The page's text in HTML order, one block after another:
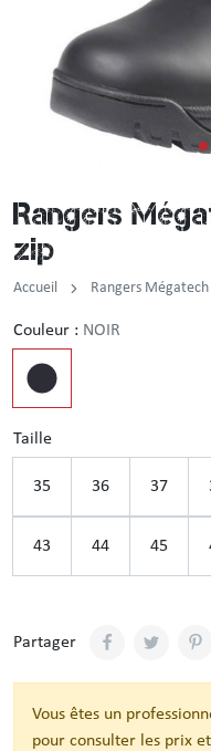
Rangers
zip
Accueil Rangers Mégatech
Couleur : NOIR
Taille
35 36 37
43 44 45
Partager
Vous êtes un
pour consulter les prix
Tenue de pluie
Sous-vêtement
Chemise / Chemisette
Gilet
Chemise F1
Veste
Pull / Sweat-shirt
Brassard / Chèche /
Ceinture / Ceinturon
Montre